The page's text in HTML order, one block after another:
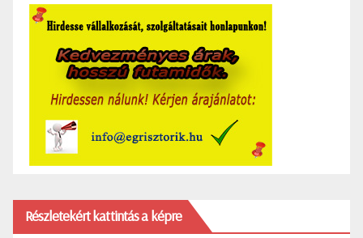
Részletekért kattintás a képre